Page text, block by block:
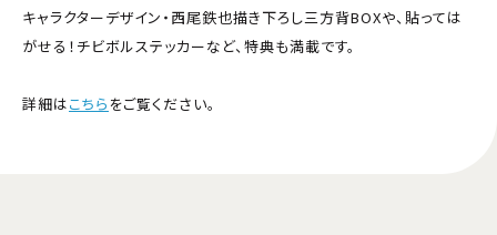
キャラクターデザイン・西尾鉄也描き下ろし三方背BOXや、貼っては
がせる！チビボルステッカーなど、特典も満載です。
詳細はこちら をご覧ください。